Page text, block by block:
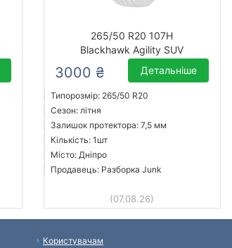
265/50 R20 107H
Blackhawk Agility SUV
3000 ₴ Детальніше
Типорозмір: 265/50 R20
Сезон: літня
Залишок протектора: 7,5 мм
Кількість: 1шт
Місто: Дніпро
Продавець: Разборка Junk
(07.08.26)
Користувачам